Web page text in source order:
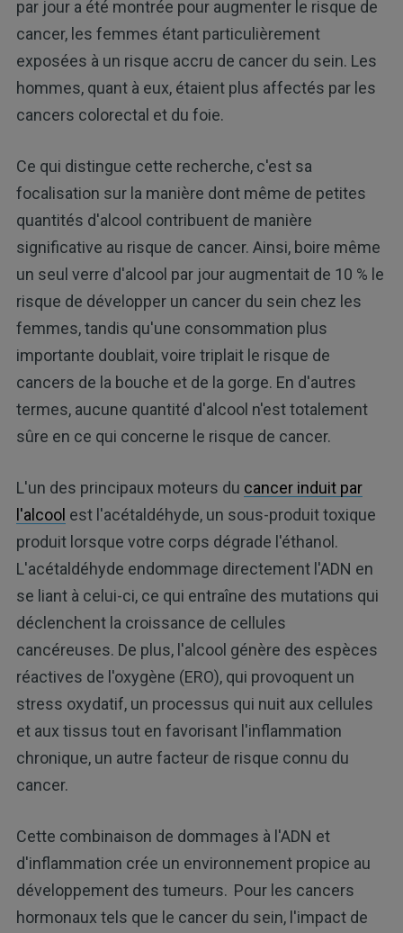
par jour a été montrée pour augmenter le risque de
cancer, les femmes étant particulièrement
exposées à un risque accru de cancer du sein. Les
hommes, quant à eux, étaient plus affectés par les
cancers colorectal et du foie.
Ce qui distingue cette recherche, c'est sa
focalisation sur la manière dont même de petites
quantités d'alcool contribuent de manière
significative au risque de cancer. Ainsi, boire même
un seul verre d'alcool par jour augmentait de 10 % le
risque de développer un cancer du sein chez les
femmes, tandis qu'une consommation plus
importante doublait, voire triplait le risque de
cancers de la bouche et de la gorge. En d'autres
termes, aucune quantité d'alcool n'est totalement
sûre en ce qui concerne le risque de cancer.
L'un des principaux moteurs du cancer induit par
l'alcool est l'acétaldéhyde, un sous-produit toxique
produit lorsque votre corps dégrade l'éthanol.
L'acétaldéhyde endommage directement l'ADN en
se liant à celui-ci, ce qui entraîne des mutations qui
déclenchent la croissance de cellules
cancéreuses. De plus, l'alcool génère des espèces
réactives de l'oxygène (ERO), qui provoquent un
stress oxydatif, un processus qui nuit aux cellules
et aux tissus tout en favorisant l'inflammation
chronique, un autre facteur de risque connu du
cancer.
Cette combinaison de dommages à l'ADN et
d'inflammation crée un environnement propice au
développement des tumeurs. Pour les cancers
hormonaux tels que le cancer du sein, l'impact de